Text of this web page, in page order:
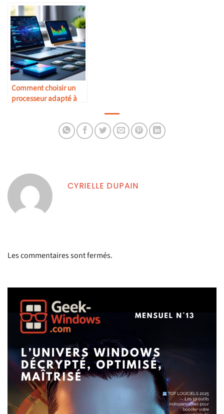
Comment choisir un
processeur adapté à
CYRIELLE DUPAIN
Les commentaires sont fermés.